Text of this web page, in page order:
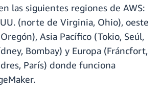
las siguientes regiones de AWS:
(norte de Virginia, Ohio), oeste
Asia Pacífico (Tokio, Seúl,
Bombay) y Europa (Fráncfort,
París) donde funciona